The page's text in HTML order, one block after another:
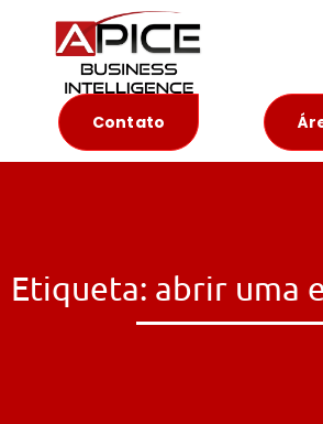
Contato
Etiqueta: abrir uma